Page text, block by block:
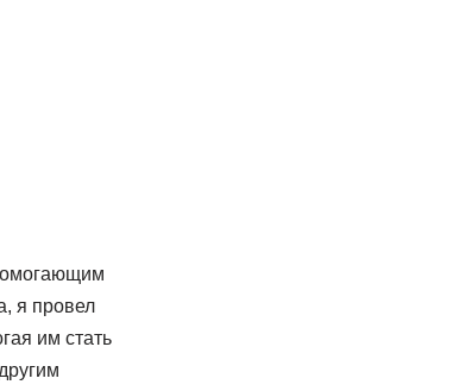
я провел
им стать